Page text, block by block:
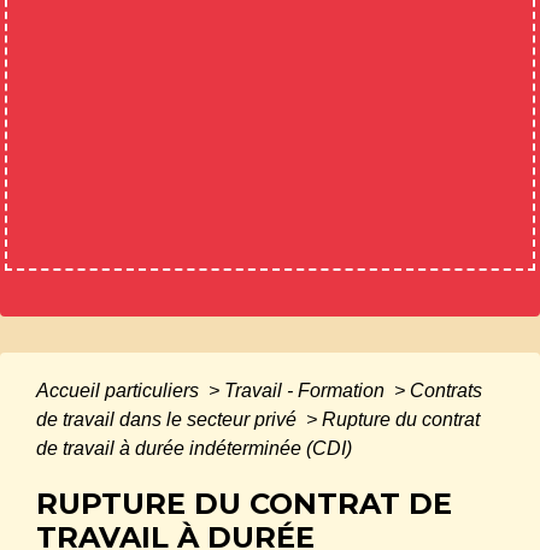
Accueil particuliers > Travail - Formation > Contrats
de travail dans le secteur privé > Rupture du contrat
de travail à durée indéterminée (CDI)
RUPTURE DU CONTRAT DE
TRAVAIL À DURÉE